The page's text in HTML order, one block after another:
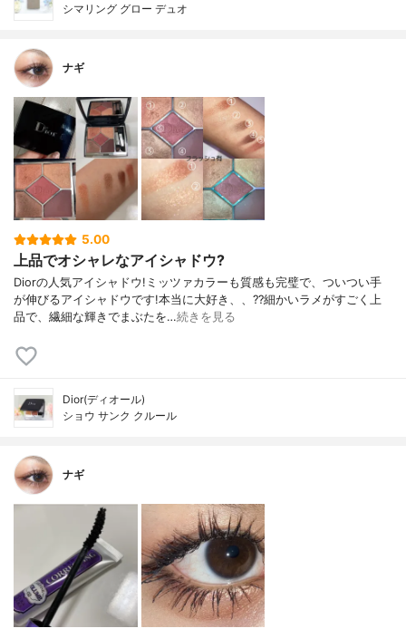
シマリング グロー デュオ
ナギ
5.00
上品でオシャレなアイシャドウ?
Diorの人気アイシャドウ!ミッツァカラーも質感も完璧で、ついつい手
が伸びるアイシャドウです!本当に大好き、、??細かいラメがすごく上
品で、繊細な輝きでまぶたを…続きを見る
Dior(ディオール)
ショウ サンク クルール
ナギ